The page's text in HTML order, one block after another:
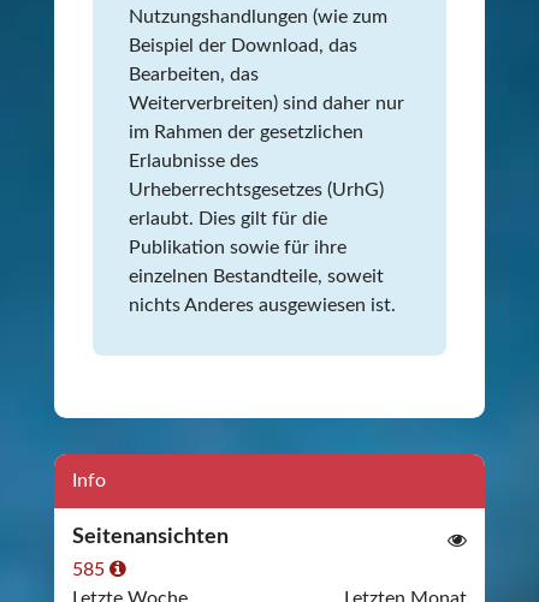
Nutzungshandlungen (wie zum
Beispiel der Download, das
Bearbeiten, das
Weiterverbreiten) sind daher nur
im Rahmen der gesetzlichen
Erlaubnisse des
Urheberrechtsgesetzes (UrhG)
erlaubt. Dies gilt für die
Publikation sowie für ihre
einzelnen Bestandteile, soweit
nichts Anderes ausgewiesen ist.
Info
Seitenansichten
585